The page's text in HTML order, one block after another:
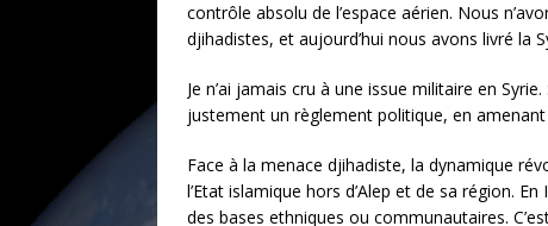
contrôle absolu de l’espace aérien. Nous
djihadistes, et aujourd’hui nous avons livré la
Je n’ai jamais cru à une issue militaire en
justement un règlement politique, en
Face à la menace djihadiste, la dynamique
l’Etat islamique hors d’Alep et de sa région.
des bases ethniques ou communautaires.